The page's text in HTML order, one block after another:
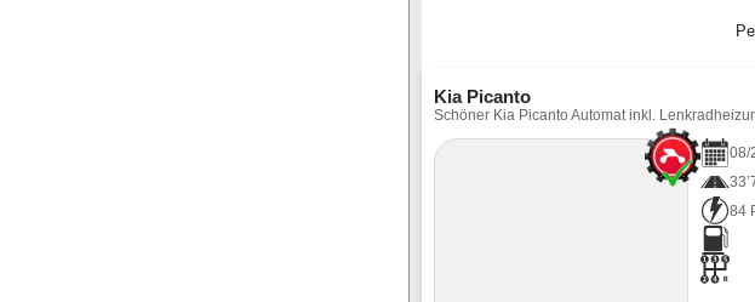
Kia Picanto
Schöner Kia Picanto Automat inkl.
08/
84